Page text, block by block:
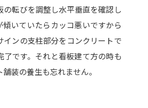
の転びを調整し水平垂直を確認し
傾いていたらカッコ悪いですから
インの支柱部分をコンクリートで
了です。それと看板建て方の時も
装の養生も忘れません。